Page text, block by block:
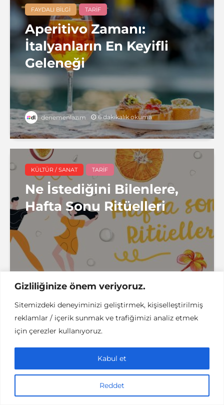
Gizliliğinize önem veriyoruz.
Sitemizdeki deneyiminizi geliştirmek, kişiselleştirilmiş
reklamlar / içerik sunmak ve trafiğimizi analiz etmek
için çerezler kullanıyoruz.
Reddet
Kabul et
FAYDALI BILGI TARIF
Aperitivo Zamanı:
İtalyanların En Keyifli
Geleneği
denemenlazım 6 dakikalık okuma
KÜLTÜR / SANAT TARIF
Ne İstediğini Bilenlere,
Hafta Sonu Ritüelleri
BESLENME İYI YAŞAM
Mevsim Sebzesi Kırmızı
Pancar ve Turşusu